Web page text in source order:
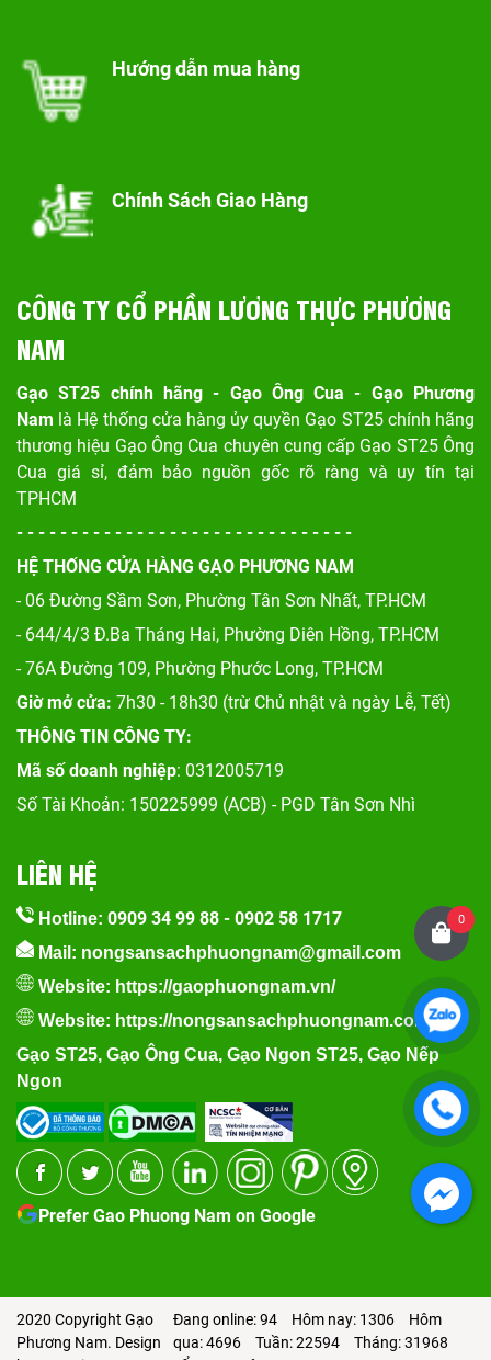
Hướng dẫn mua hàng
Chính Sách Giao Hàng
CÔNG TY CỔ PHẦN LƯƠNG THỰC PHƯƠNG
NAM
Gạo ST25 chính hãng - Gạo Ông Cua - Gạo Phương
Nam là Hệ thống cửa hàng ủy quyền Gạo ST25 chính hãng
thương hiệu Gạo Ông Cua chuyên cung cấp Gạo ST25 Ông
Cua giá sỉ, đảm bảo nguồn gốc rõ ràng và uy tín tại
TPHCM
- - - - - - - - - - - - - - - - - - - - - - - - - - - - - - -
HỆ THỐNG CỬA HÀNG GẠO PHƯƠNG NAM
- 06 Đường Sầm Sơn, Phường Tân Sơn Nhất, TP.HCM
- 644/4/3 Đ.Ba Tháng Hai, Phường Diên Hồng, TP.HCM
- 76A Đường 109, Phường Phước Long, TP.HCM
Giờ mở cửa: 7h30 - 18h30 (trừ Chủ nhật và ngày Lễ, Tết)
THÔNG TIN CÔNG TY:
Mã số doanh nghiệp: 0312005719
Số Tài Khoản: 150225999 (ACB) - PGD Tân Sơn Nhì
LIÊN HỆ
Hotline: 0909 34 99 88 - 0902 58 1717
Mail: nongsansachphuongnam@gmail.com
Website: https://gaophuongnam.vn/
Website: https://nongsansachphuongnam.com
Gạo ST25, Gạo Ông Cua, Gạo Ngon ST25, Gạo Nếp
Ngon
Prefer Gao Phuong Nam on Google
2020 Copyright Gạo
Phương Nam. Design
Đang online: 94 Hôm nay: 1306
Hôm
qua: 4696
Tuần: 22594
Tháng: 31968
0